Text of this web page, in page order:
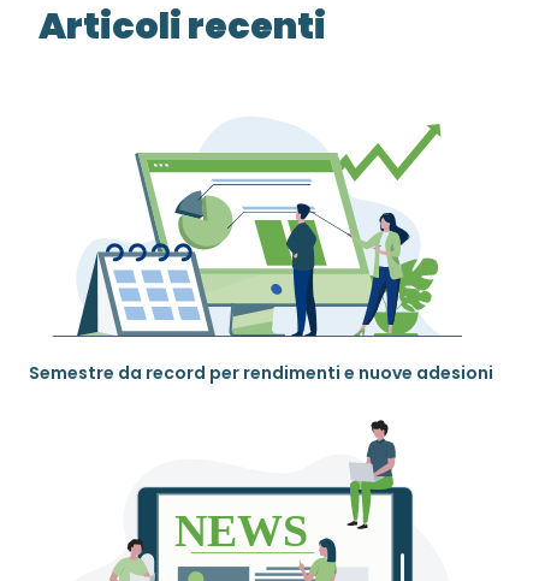
Articoli recenti
Semestre da record per rendimenti e nuove adesioni